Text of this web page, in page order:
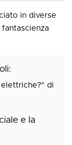
in diverse
di
e la